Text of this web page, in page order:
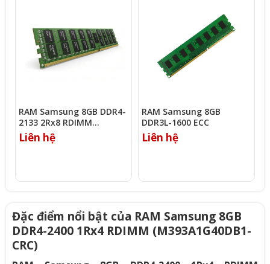
RAM Samsung 8GB DDR4-
2133 2Rx8 RDIMM
(M393A1G43EB1-CPB)
Liên hệ
RAM Samsung 8GB
DDR3L-1600 ECC
Liên hệ
Đặc điểm nổi bật của RAM Samsung 8GB
DDR4-2400 1Rx4 RDIMM (M393A1G40DB1-
CRC)